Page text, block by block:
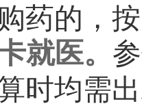
药的，
就医。
时均需